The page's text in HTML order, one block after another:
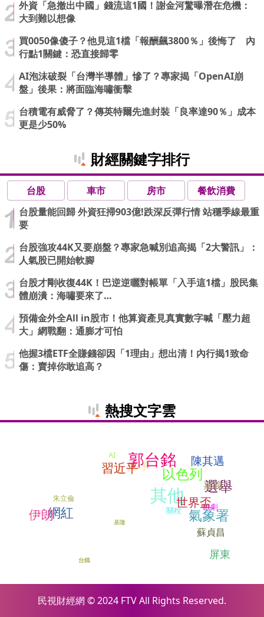
外資「急撤出中國」錢流這1國！謝金河驚曝潛在危機：
大到難以想像
買0050像傻子？他見這1檔「報酬飆3800％」後悔了 內
行點1關鍵：恐直接歸零
AI泡沫破裂「台灣半導體」慘了？專家揭「OpenAI崩
盤」後果：將面臨海嘯衝擊
台積電有威脅了？傳英特爾先進封裝「良率達90％」成本
更是少50%
財經關鍵字排行
台股 車市 房市
餐飲消費
台股量能回歸 外資狂掃903億!跌深反彈行情 站穩季線最重
要
台股強攻44K又要崩盤？專家急喊別追高揭「2大警訊」：
人氣股已開始軟腳
台股才剛收復44K！巴逆逆曬對帳單「入手這1檔」股民集
體崩潰：海嘯要來了…
預備金外全All in股市！他算資產見真實數字喊「壓力超
大」網戰翻：通膨才可怕
他握3檔ETF全賺錢卻因「1理由」想出清！內行揭1致命
傷：賣掉你敢追高？
熱搜文字雲
戲劇
蘇貞昌
網紅 關稅
足球
基隆
陳其邁
其他
以色列
選舉
伊朗 氣象署
習近平
屏東
朱立倫
郭台銘
AI
世界盃
台鐵
嘉義
民視財經網 © 2024 FTV All Rights Reserved.